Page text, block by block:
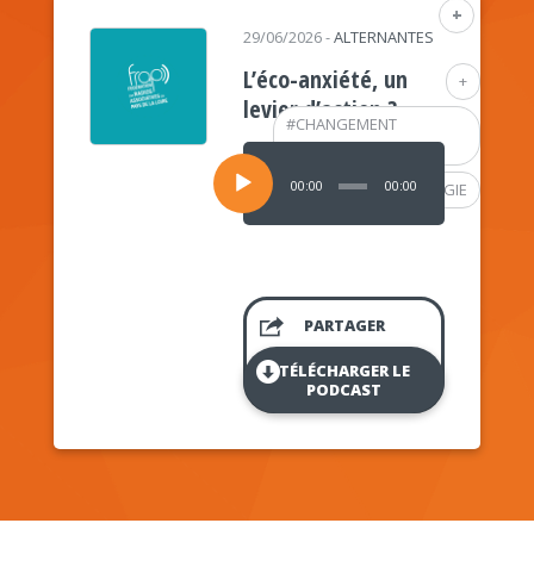
+
+
#CHANGEMENT
CLIMATIQUE
#PSYCHOLOGIE
29/06/2026-ALTERNANTES
L’éco-anxiété, un
levier d’action ?
Lecteur
audio
00:00 00:00
PARTAGER
TÉLÉCHARGER LE
PODCAST